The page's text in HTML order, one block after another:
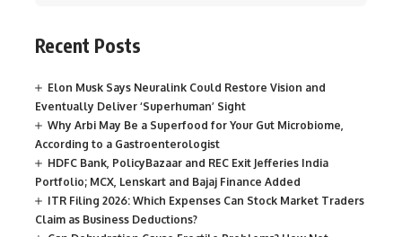
Recent Posts
Elon Musk Says Neuralink Could Restore Vision and
Eventually Deliver ‘Superhuman’ Sight
Why Arbi May Be a Superfood for Your Gut Microbiome,
According to a Gastroenterologist
HDFC Bank, PolicyBazaar and REC Exit Jefferies India
Portfolio; MCX, Lenskart and Bajaj Finance Added
ITR Filing 2026: Which Expenses Can Stock Market Traders
Claim as Business Deductions?